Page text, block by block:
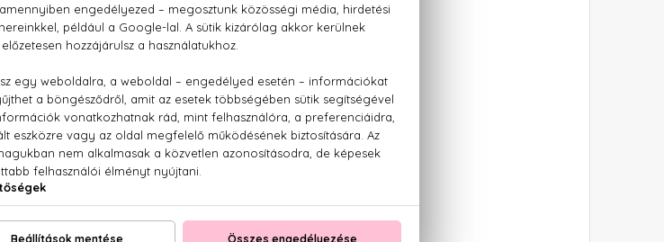
Lancome
Tresor Á La Folie
L'EDP
Paco Rabanne
Lady Million Lucky
EDP